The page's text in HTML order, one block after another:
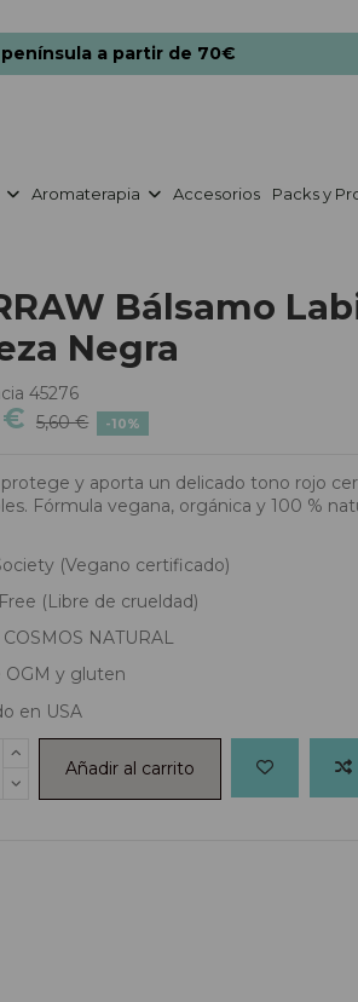
a partir de 70€
Aromaterapia Accesorios Packs y
Bálsamo
Negra
45276
5,60 € -10%
protege y aporta un delicado tono rojo
Fórmula vegana, orgánica y 100 %
(Vegano certificado)
(Libre de crueldad)
NATURAL
OGM y gluten
en USA
Añadir al carrito